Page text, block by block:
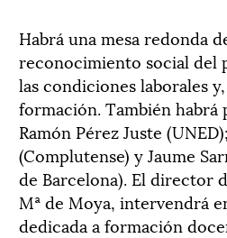
Habrá una mesa redonda
reconocimiento social del
las condiciones laborales
formación. También habrá
Ramón Pérez Juste
(Complutense) y Jaume
de Barcelona). El director
Mª de Moya, intervendrá
dedicada a formación